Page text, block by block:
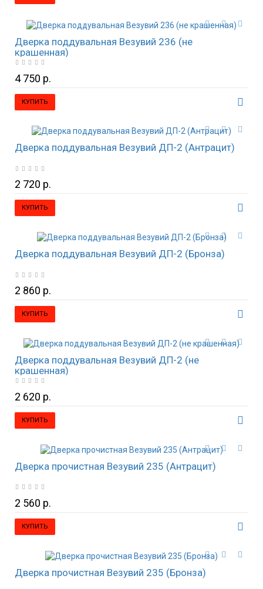
Дверка поддувальная Везувий 236 (не
крашенная)
4 750 р.
КУПИТЬ
Дверка поддувальная Везувий ДП-2 (Антрацит)
2 720 р.
КУПИТЬ
Дверка поддувальная Везувий ДП-2 (Бронза)
2 860 р.
КУПИТЬ
Дверка поддувальная Везувий ДП-2 (не
крашенная)
2 620 р.
КУПИТЬ
Дверка прочистная Везувий 235 (Антрацит)
2 560 р.
КУПИТЬ
Дверка прочистная Везувий 235 (Бронза)